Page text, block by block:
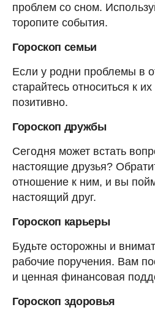
проблем со сном.
торопите события.
Гороскоп семьи
Если у родни проблемы в
старайтесь относиться к
позитивно.
Гороскоп дружбы
Сегодня может встать
настоящие друзья?
отношение к ним, и вы
настоящий друг.
Гороскоп карьеры
Будьте осторожны и
рабочие поручения. Вам
и ценная финансовая
Гороскоп здоровья